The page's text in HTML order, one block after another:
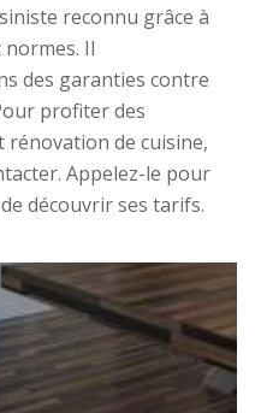
reconnu grâce à
Il
des garanties contre
profiter des
rénovation de cuisine,
Appelez-le pour
découvrir ses tarifs.